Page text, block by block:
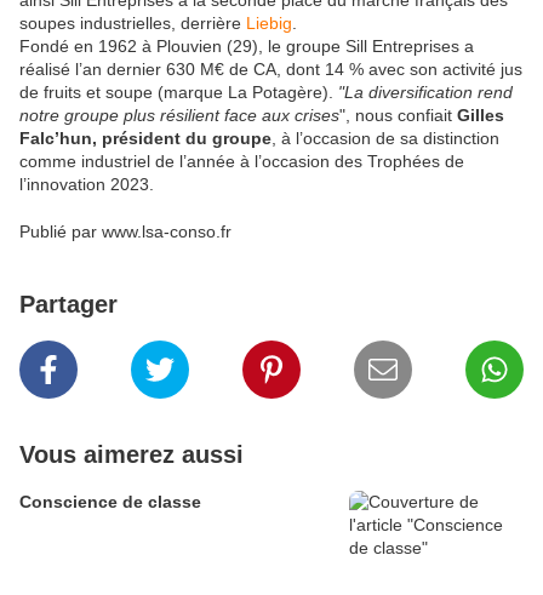
soupes industrielles, derrière Liebig
Fondé en 1962 à Plouvien (29), le groupe Sill Entreprises a
réalisé l’an dernier 630 M€ de CA, dont 14 % avec son activité jus
de fruits et soupe (marque La Potagère). "La diversification rend
notre groupe plus résilient face aux crises", nous confiait Gilles
Falc’hun, président du groupe , à l’occasion de sa distinction
comme industriel de l’année à l’occasion des Trophées de
l’innovation 2023.
Publié par www.lsa-conso.fr
Partager
Vous aimerez aussi
Conscience de classe